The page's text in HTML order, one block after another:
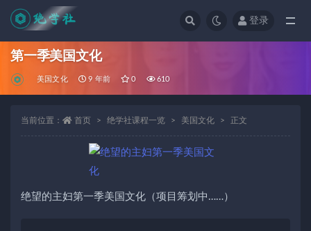
登录
第一季美国文化
美国文化 9 年前 0 610
当前位置： 首页 绝学社课程一览 美国文化 正文
绝望的主妇第一季美国文化（项目筹划中……）